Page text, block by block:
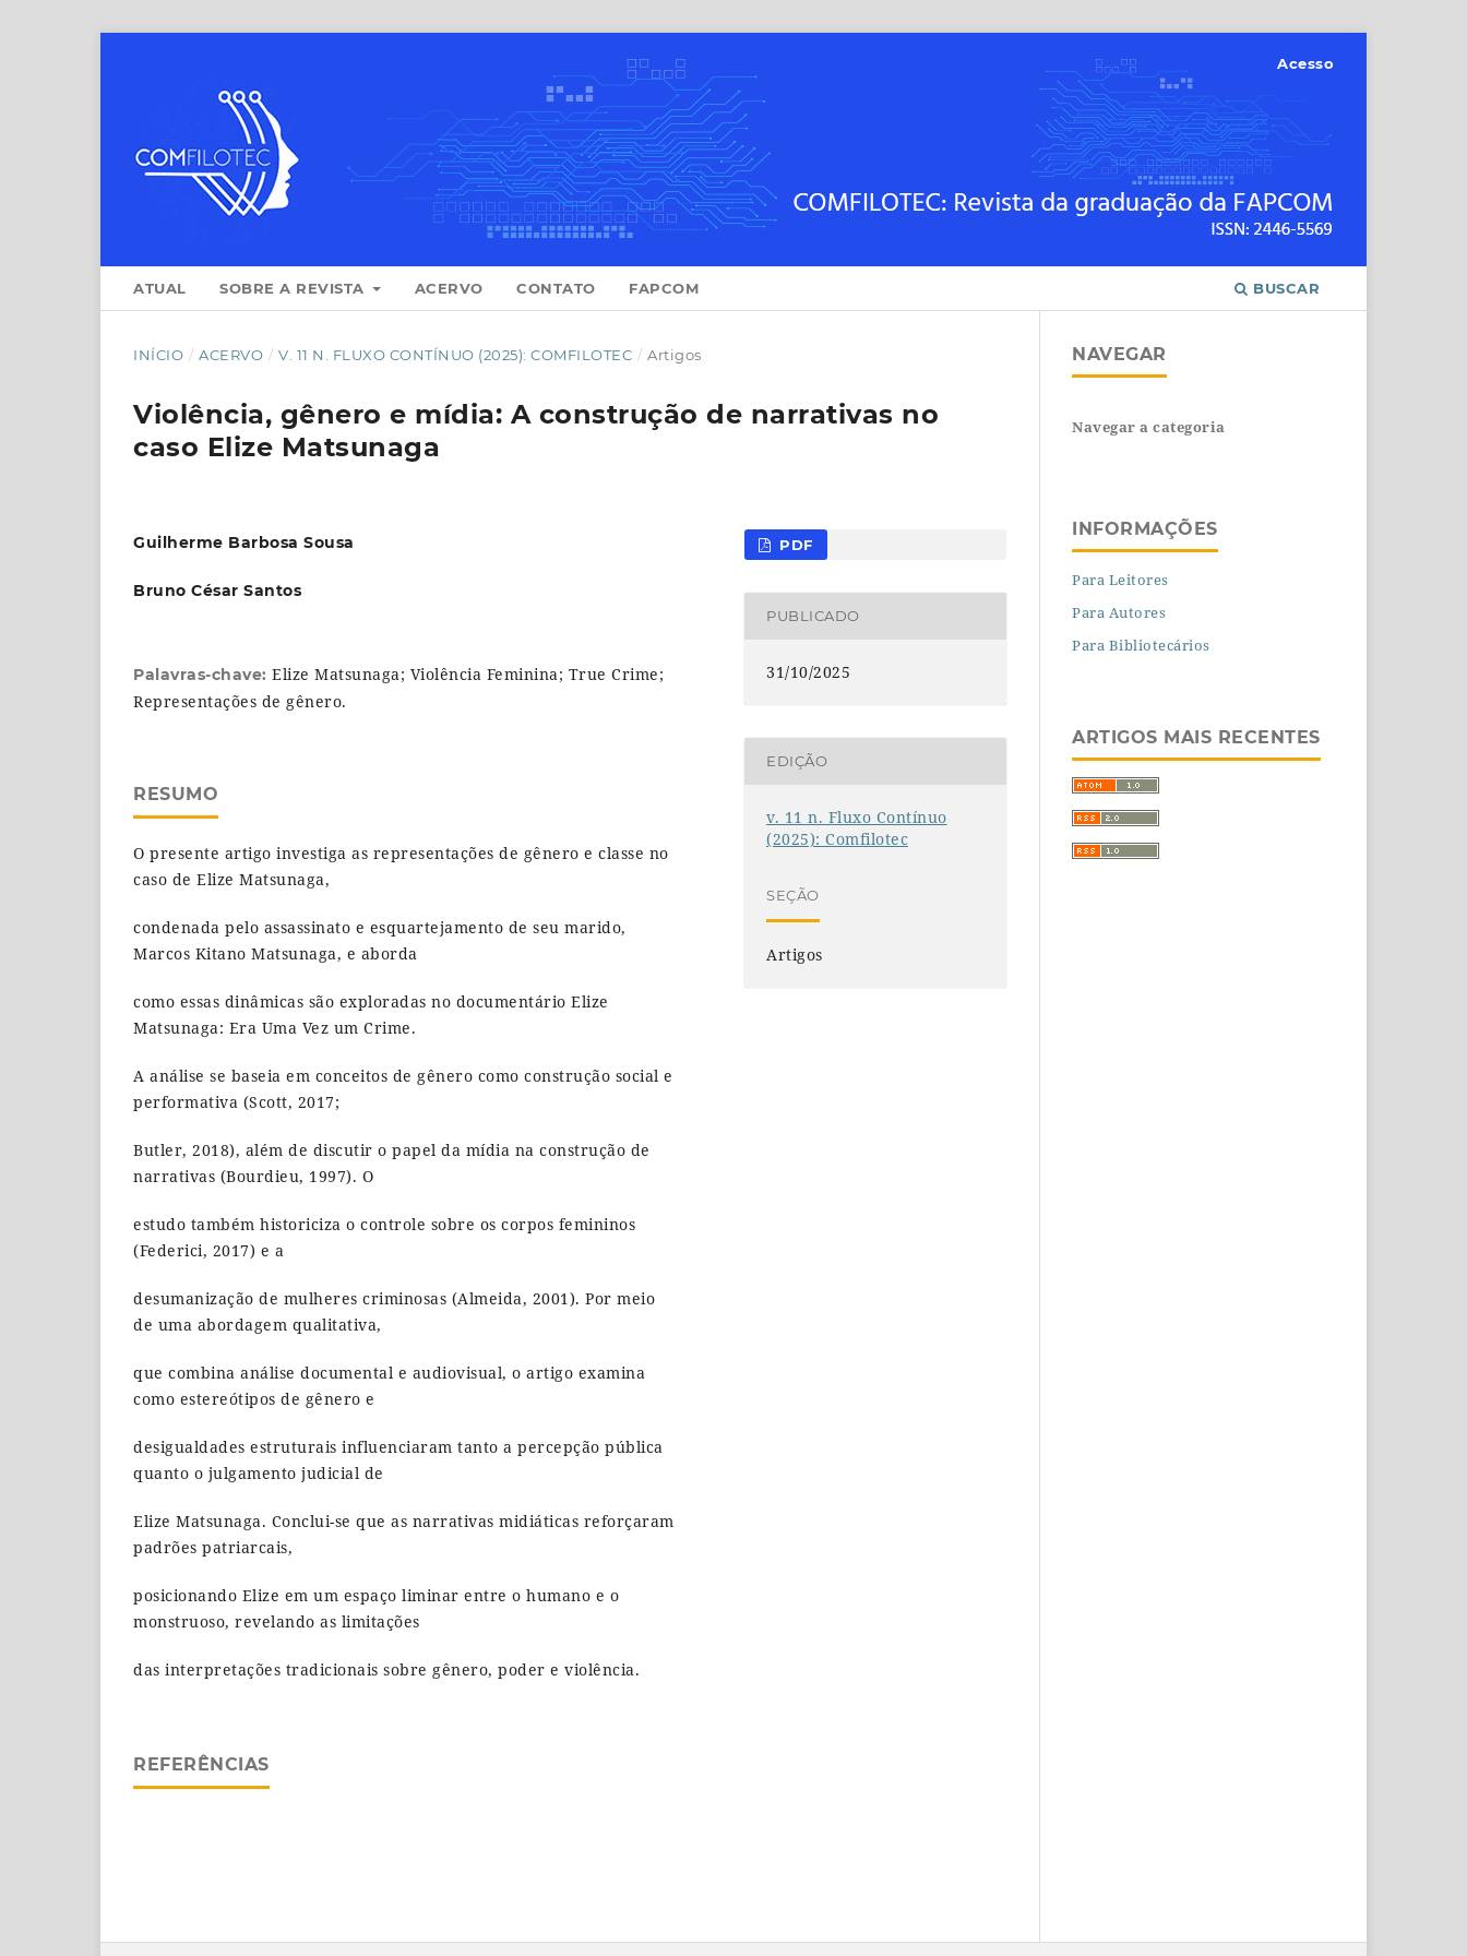
ATUAL SOBRE A REVISTA ACERVO CONTATO FAPCOM BUSCAR
Acesso
INÍCIO / ACERVO / V. 11 N. FLUXO CONTÍNUO (2025): COMFILOTEC / Artigos
Violência, gênero e mídia: A construção de narrativas no
caso Elize Matsunaga
Guilherme Barbosa Sousa
Bruno César Santos
Palavras-chave: Elize Matsunaga; Violência Feminina; True Crime;
Representações de gênero.
RESUMO
O presente artigo investiga as representações de gênero e classe no
caso de Elize Matsunaga,
condenada pelo assassinato e esquartejamento de seu marido,
Marcos Kitano Matsunaga, e aborda
como essas dinâmicas são exploradas no documentário Elize
Matsunaga: Era Uma Vez um Crime.
A análise se baseia em conceitos de gênero como construção social e
performativa (Scott, 2017;
Butler, 2018), além de discutir o papel da mídia na construção de
narrativas (Bourdieu, 1997). O
estudo também historiciza o controle sobre os corpos femininos
(Federici, 2017) e a
desumanização de mulheres criminosas (Almeida, 2001). Por meio
de uma abordagem qualitativa,
que combina análise documental e audiovisual, o artigo examina
como estereótipos de gênero e
desigualdades estruturais influenciaram tanto a percepção pública
quanto o julgamento judicial de
Elize Matsunaga. Conclui-se que as narrativas midiáticas reforçaram
padrões patriarcais,
posicionando Elize em um espaço liminar entre o humano e o
monstruoso, revelando as limitações
das interpretações tradicionais sobre gênero, poder e violência.
REFERÊNCIAS
PDF
PUBLICADO
31/10/2025
EDIÇÃO
v. 11 n. Fluxo Contínuo
(2025): Comfilotec
SEÇÃO
Artigos
NAVEGAR
Navegar a categoria
INFORMAÇÕES
Para Leitores
Para Autores
Para Bibliotecários
ARTIGOS MAIS RECENTES